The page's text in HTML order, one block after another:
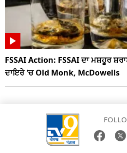
FSSAI Action: FSSAI ਦਾ ਮਸ਼ਹੂਰ
ਦਾਇਰੇ 'ਚ Old Monk, McDowells